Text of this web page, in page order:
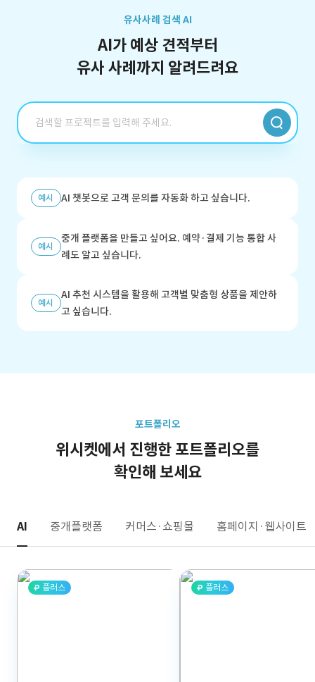
유사사례 검색 AI
AI가 예상 견적부터
유사 사례까지 알려드려요
예시 AI 챗봇으로 고객 문의를 자동화 하고 싶습니다.
예시
중개 플랫폼을 만들고 싶어요. 예약·결제 기능 통합 사
례도 알고 싶습니다.
예시
AI 추천 시스템을 활용해 고객별 맞춤형 상품을 제안하
고 싶습니다.
포트폴리오
위시켓에서 진행한 포트폴리오를
확인해 보세요
AI 중개플랫폼 커머스·쇼핑몰 홈페이지·웹사이트
플러스 플러스